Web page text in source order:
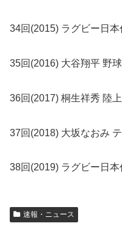
34回(2015) ラグビー日本
35回(2016) 大谷翔平 野球
36回(2017) 桐生祥秀 陸上
37回(2018) 大坂なおみ
38回(2019) ラグビー日本
速報・ニュース